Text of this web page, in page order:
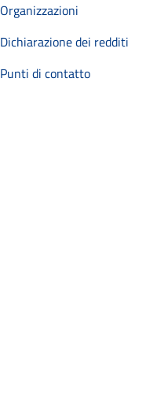
Organizzazioni
Dichiarazione dei redditi
Punti di contatto